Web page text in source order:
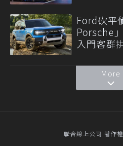
Ford砍平
Porsche
入門客群
More
聯合線上公司 著作